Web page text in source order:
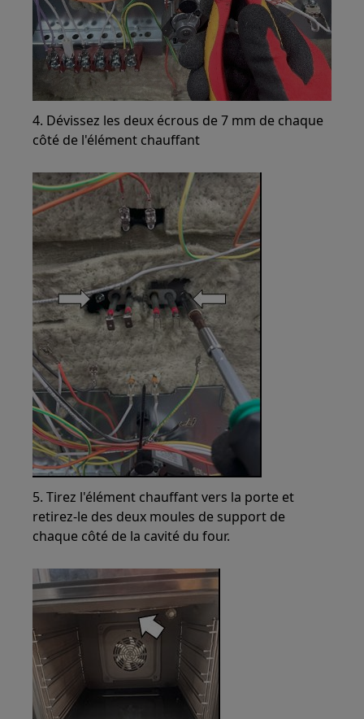
4. Dévissez les deux écrous de 7 mm de chaque
côté de l'élément chauffant
5. Tirez l'élément chauffant vers la porte et
retirez-le des deux moules de support de
chaque côté de la cavité du four.